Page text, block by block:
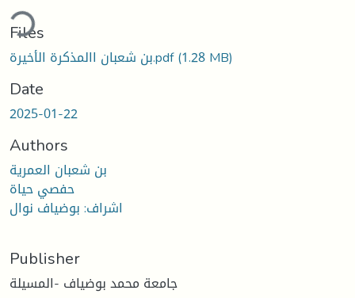
Files
بن شعبان االمذكرة الأخيرة.pdf(1.28 MB)
Date
2025-01-22
Authors
بن شعبان العمرية
حفصي حياة
اشراف: بوضياف نوال
Publisher
جامعة محمد بوضياف -المسيلة